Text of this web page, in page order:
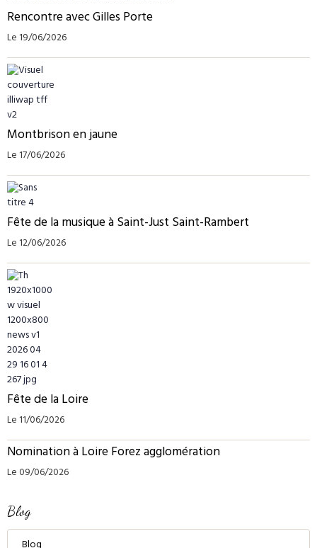
Rencontre avec Gilles Porte
Le 19/06/2026
Montbrison en jaune
Le 17/06/2026
Fête de la musique à Saint-Just Saint-Rambert
Le 12/06/2026
Fête de la Loire
Le 11/06/2026
Nomination à Loire Forez agglomération
Le 09/06/2026
Blog